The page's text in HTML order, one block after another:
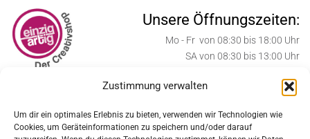
Zustimmung verwalten
Um dir ein optimales Erlebnis zu bieten, verwenden wir Technologien wie
Cookies, um Geräteinformationen zu speichern und/oder darauf
Unsere Öffnungszeiten:
Mo - Fr von 08:30 bis 18:00 Uhr
SA von 08:30 bis 13:00 Uhr
ab Oktober bis Weihnachten:
Weihnachtssamstage: